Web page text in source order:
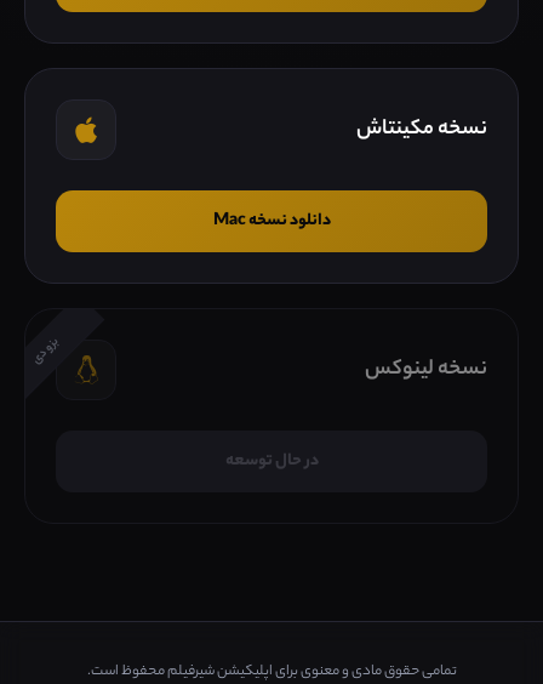
نسخه مکینتاش
دانلود نسخه Mac
بزودی
نسخه لینوکس
در حال توسعه
تمامی حقوق مادی و معنوی برای اپلیکیشن شیرفیلم محفوظ است.